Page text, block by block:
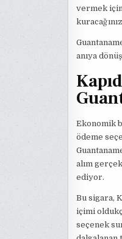
vermek
anıya
Ekonomik
ödeme
alım
ediyor.
Bu sigara,
içimi
seçenek